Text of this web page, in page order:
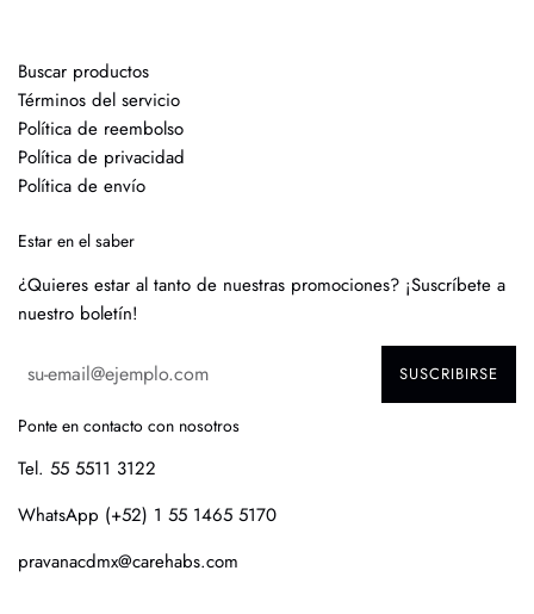
Buscar productos
Términos del servicio
Política de reembolso
Política de privacidad
Política de envío
Estar en el saber
¿Quieres estar al tanto de nuestras promociones? ¡Suscríbete a
nuestro boletín!
SUSCRIBIRSE
Ponte en contacto con nosotros
Tel. 55 5511 3122
WhatsApp (+52) 1 55 1465 5170
pravanacdmx@carehabs.com